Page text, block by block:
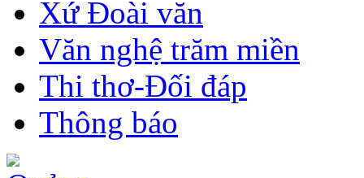
Xứ Đoài văn
Văn nghệ trăm miền
Thi thơ-Đối đáp
Thông báo